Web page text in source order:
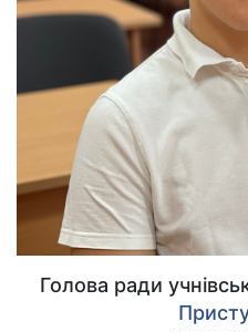
Голова ради